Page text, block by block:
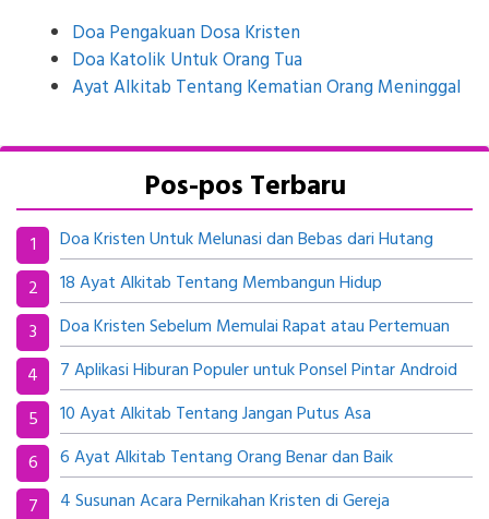
Doa Pengakuan Dosa Kristen
Doa Katolik Untuk Orang Tua
Ayat Alkitab Tentang Kematian Orang Meninggal
Pos-pos Terbaru
Doa Kristen Untuk Melunasi dan Bebas dari Hutang
18 Ayat Alkitab Tentang Membangun Hidup
Doa Kristen Sebelum Memulai Rapat atau Pertemuan
7 Aplikasi Hiburan Populer untuk Ponsel Pintar Android
10 Ayat Alkitab Tentang Jangan Putus Asa
6 Ayat Alkitab Tentang Orang Benar dan Baik
4 Susunan Acara Pernikahan Kristen di Gereja